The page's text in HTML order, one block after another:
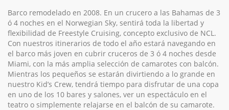
Barco remodelado en 2008. En un crucero a las Bahamas de 3
ó 4 noches en el Norwegian Sky, sentirá toda la libertad y
flexibilidad de Freestyle Cruising, concepto exclusivo de NCL.
Con nuestros itinerarios de todo el año estará navegando en
el barco más joven en cubrir cruceros de 3 ó 4 noches desde
Miami, con la más amplia selección de camarotes con balcón.
Mientras los pequeños se estarán divirtiendo a lo grande en
nuestro Kid’s Crew, tendrá tiempo para disfrutar de una copa
en uno de los 10 bares y salones, ver un espectáculo en el
teatro o simplemente relajarse en el balcón de su camarote.